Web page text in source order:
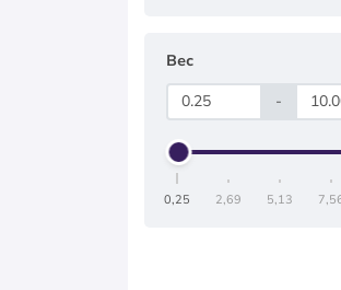
Вес
-
0,25 2,69 5,13